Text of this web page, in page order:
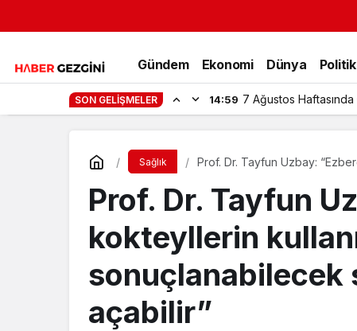
Gündem Ekonomi Dünya
SON GELIŞMELER 14:59 7 Ağustos
Sağlık
Prof. Dr. Tayfun Uzbay:
Prof. Dr. Tayfun
kokteyllerin
sonuçlanabilecek
açabilir”